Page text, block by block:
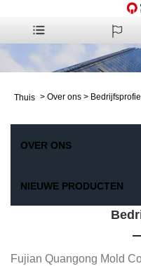
Thuis > Over ons > Bedrijfsprofiel
OVER ONS
NIEUWE PRODUCTEN
Fujian Quangong Mold